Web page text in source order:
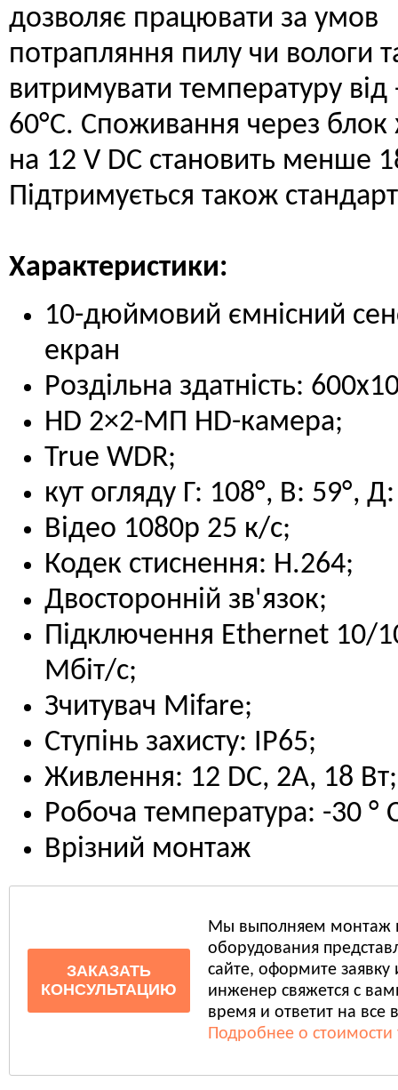
дозволяє працювати за умов
потрапляння пилу чи вологи
витримувати температуру від
60°C. Споживання через
на 12 V DC становить менше
Підтримується також
Характеристики:
10-дюймовий ємнісний
екран
Роздільна здатність:
HD 2×2-МП HD-камера;
True WDR;
кут огляду Г: 108°, В: 59°,
Відео 1080p 25 к/с;
Кодек стиснення: H.264;
Двосторонній зв'язок;
Підключення Ethernet 10/
Мбіт/с;
Зчитувач Mifare;
Ступінь захисту: IP65;
Живлення: 12 DC, 2A, 18 Вт;
Робоча температура: -30 °
Врізний монтаж
ЗАКАЗАТЬ
КОНСУЛЬТАЦИЮ
Мы выполняем монтаж
оборудования
сайте, оформите
инженер свяжется с
время и ответит на все
Подробнее о стоимости